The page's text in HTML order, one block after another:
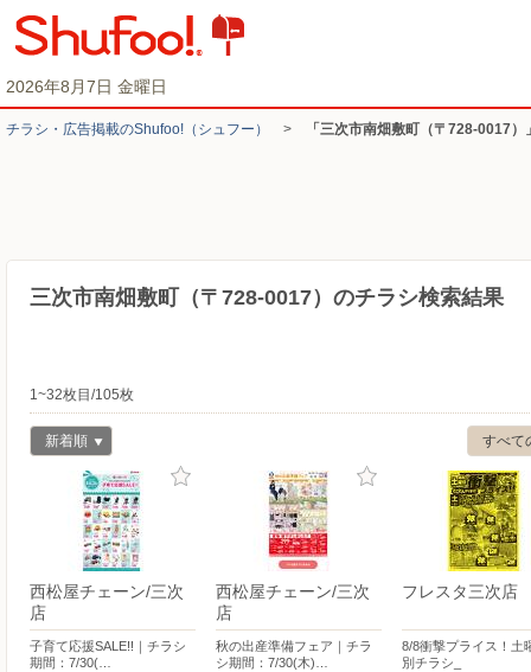
2026年8月7日 金曜日
チラシ・​広告掲載の​Shufoo!​（シュフー） > 「三次市南畑敷町（〒728-0017
三次市南畑敷町（〒728-0017）のチラシ検索結果
1~32枚目/105枚
すべて
新着順
西松屋チェーン/三次
店
子育て応援SALE!!｜チラシ
期間：7/30(…
西松屋チェーン/三次
店
秋の出産準備フェア｜チラ
シ期間：7/30(木)…
フレスタ三次店
8/8衝撃プライス！土
別チラシ_